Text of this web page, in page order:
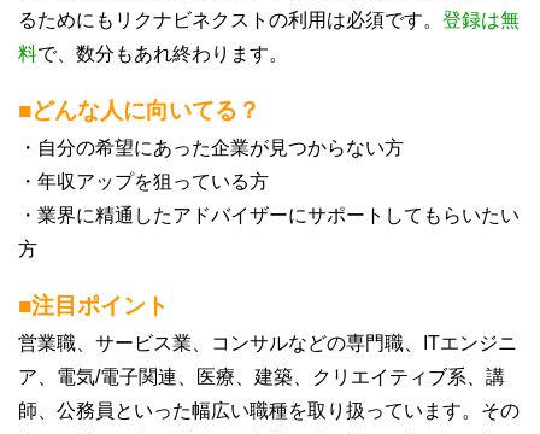
るためにもリクナビネクストの利用は必須です。 登録は無
料で、数分もあれ終わります。
■どんな人に向いてる？
・自分の希望にあった企業が見つからない方
・年収アップを狙っている方
・業界に精通したアドバイザーにサポートしてもらいたい
方
■注目ポイント
営業職、サービス業、コンサルなどの専門職、ITエンジニ
ア、電気/電子関連、医療、建築、クリエイティブ系、講
師、公務員といった幅広い職種を取り扱っています。その